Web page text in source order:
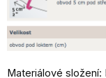
Materiálové složení: